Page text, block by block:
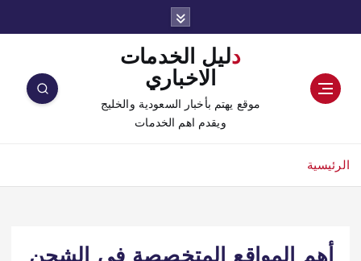
دليل الخدمات
الاخباري
موقع يهتم بأخبار السعودية والخليج
ويقدم اهم الخدمات
الرئيسية
أهم المواقع المتخصصة في الشحن